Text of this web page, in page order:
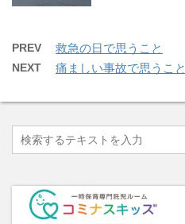
PREV 救急の日で思うこと
NEXT 痛ましい事故で思うこと